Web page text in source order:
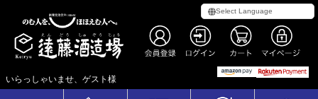
いらっしゃいませ、ゲスト様